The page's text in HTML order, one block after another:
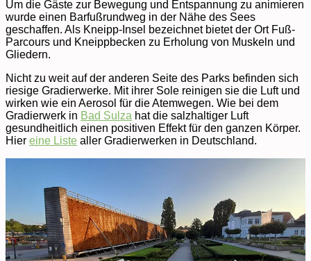
Um die Gäste zur Bewegung und Entspannung zu animieren
wurde einen Barfußrundweg in der Nähe des Sees
geschaffen. Als Kneipp-Insel bezeichnet bietet der Ort Fuß-
Parcours und Kneippbecken zu Erholung von Muskeln und
Gliedern.
Nicht zu weit auf der anderen Seite des Parks befinden sich
riesige Gradierwerke. Mit ihrer Sole reinigen sie die Luft und
wirken wie ein Aerosol für die Atemwegen. Wie bei dem
Gradierwerk in Bad Sulza hat die salzhaltiger Luft
gesundheitlich einen positiven Effekt für den ganzen Körper.
Hier eine Liste aller Gradierwerken in Deutschland.